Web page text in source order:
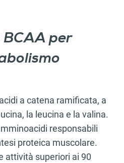
per
a catena ramificata, a
la leucina e la valina.
responsabili
proteica muscolare.
attività superiori ai 90